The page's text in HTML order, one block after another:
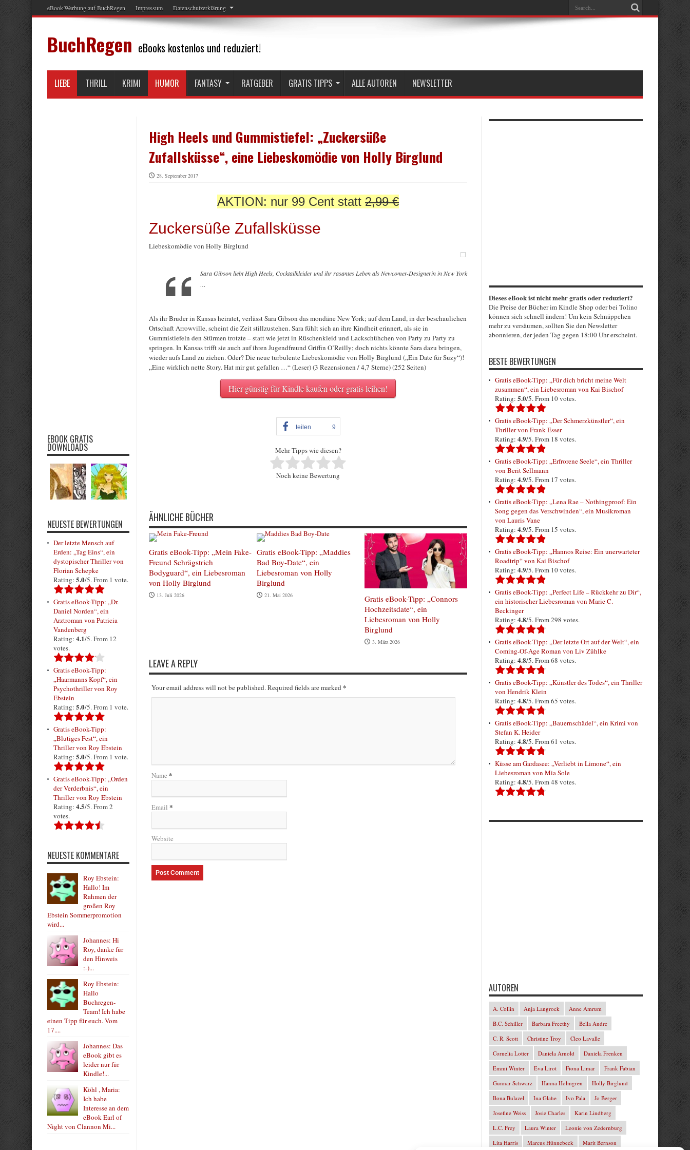
eBook-Werbung auf BuchRegen Impressum Datenschutzerklärung
BuchRegen eBooks kostenlos und reduziert!
LIEBE THRILL KRIMI HUMOR FANTASY RATGEBER GRATIS TIPPS ALLE AUTOREN NEWSLETTER
High Heels und Gummistiefel: „Zuckersüße
Zufallsküsse“, eine Liebeskomödie von Holly Birglund
28. September 2017
AKTION: nur 99 Cent statt 2,99 €
Zuckersüße Zufallsküsse
Liebeskomödie von Holly Birglund
Sara Gibson liebt High Heels, Cocktailkleider und ihr rasantes Leben als Newcomer-Designerin in New York
…
Als ihr Bruder in Kansas heiratet, verlässt Sara Gibson das mondäne New York; auf dem Land, in der beschaulichen
Ortschaft Arrowville, scheint die Zeit stillzustehen. Sara fühlt sich an ihre Kindheit erinnert, als sie in
Gummistiefeln den Stürmen trotzte – statt wie jetzt in Rüschenkleid und Lackschühchen von Party zu Party zu
springen. In Kansas trifft sie auch auf ihren Jugendfreund Griffin O’Reilly; doch nichts könnte Sara dazu bringen,
wieder aufs Land zu ziehen. Oder? Die neue turbulente Liebeskomödie von Holly Birglund („Ein Date für Suzy“)!
„Eine wirklich nette Story. Hat mir gut gefallen …“ (Leser) (3 Rezensionen / 4,7 Sterne) (252 Seiten)
Hier günstig für Kindle kaufen oder gratis leihen!
teilen 9
Mehr Tipps wie diesen?
Noch keine Bewertung
ÄHNLICHE BÜCHER
Gratis eBook-Tipp: „Mein Fake-
Freund Schrägstrich
Bodyguard“, ein Liebesroman
von Holly Birglund
13. Juli 2026
Gratis eBook-Tipp: „Maddies
Bad Boy-Date“, ein
Liebesroman von Holly
Birglund
21. Mai 2026
Gratis eBook-Tipp: „Connors
Hochzeitsdate“, ein
Liebesroman von Holly
Birglund
3. März 2026
LEAVE A REPLY
Your email address will not be published. Required fields are marked *
Name *
Email *
Website
EBOOK GRATIS
DOWNLOADS
NEUESTE BEWERTUNGEN
Der letzte Mensch auf
Erden: „Tag Eins“, ein
dystopischer Thriller von
Florian Schepke
Rating: 5.0/5. From 1 vote.
Gratis eBook-Tipp: „Dr.
Daniel Norden“, ein
Arztroman von Patricia
Vandenberg
Rating: 4.1/5. From 12
votes.
Gratis eBook-Tipp:
„Haarmanns Kopf“, ein
Psychothriller von Roy
Ebstein
Rating: 5.0/5. From 1 vote.
Gratis eBook-Tipp:
„Blutiges Fest“, ein
Thriller von Roy Ebstein
Rating: 5.0/5. From 1 vote.
Gratis eBook-Tipp: „Orden
der Verderbnis“, ein
Thriller von Roy Ebstein
Rating: 4.5/5. From 2
votes.
NEUESTE KOMMENTARE
Roy Ebstein:
Hallo! Im
Rahmen der
großen Roy
Ebstein Sommerpromotion
wird...
Johannes: Hi
Roy, danke für
den Hinweis
:-)...
Roy Ebstein:
Hallo
Buchregen-
Team! Ich habe
einen Tipp für euch. Vom
17....
Johannes: Das
eBook gibt es
leider nur für
Kindle!...
Köhl , Maria:
Ich habe
Interesse an dem
eBook Earl of
Night von Clannon Mi...
Dieses eBook ist nicht mehr gratis oder reduziert?
Die Preise der Bücher im Kindle Shop oder bei Tolino
können sich schnell ändern! Um kein Schnäppchen
mehr zu versäumen, sollten Sie den Newsletter
abonnieren, der jeden Tag gegen 18:00 Uhr erscheint.
BESTE BEWERTUNGEN
Gratis eBook-Tipp: „Für dich bricht meine Welt
zusammen“, ein Liebesroman von Kai Bischof
Rating: 5.0/5. From 10 votes.
Gratis eBook-Tipp: „Der Schmerzkünstler“, ein
Thriller von Frank Esser
Rating: 4.9/5. From 18 votes.
Gratis eBook-Tipp: „Erfrorene Seele“, ein Thriller
von Berit Sellmann
Rating: 4.9/5. From 17 votes.
Gratis eBook-Tipp: „Lena Rae – Nothingproof: Ein
Song gegen das Verschwinden“, ein Musikroman
von Lauris Vane
Rating: 4.9/5. From 15 votes.
Gratis eBook-Tipp: „Hannos Reise: Ein unerwarteter
Roadtrip“ von Kai Bischof
Rating: 4.9/5. From 10 votes.
Gratis eBook-Tipp: „Perfect Life – Rückkehr zu Dir“,
ein historischer Liebesroman von Marie C.
Beckinger
Rating: 4.8/5. From 298 votes.
Gratis eBook-Tipp: „Der letzte Ort auf der Welt“, ein
Coming-Of-Age Roman von Liv Zühlke
Rating: 4.8/5. From 68 votes.
Gratis eBook-Tipp: „Künstler des Todes“, ein Thriller
von Hendrik Klein
Rating: 4.8/5. From 65 votes.
Gratis eBook-Tipp: „Bauernschädel“, ein Krimi von
Stefan K. Heider
Rating: 4.8/5. From 61 votes.
Küsse am Gardasee: „Verliebt in Limone“, ein
Liebesroman von Mia Sole
Rating: 4.8/5. From 48 votes.
AUTOREN
A. Collin Anja Langrock
Anne Amrum
B.C. Schiller
Barbara Freethy
Bella Andre
C. R. Scott
Christine Troy
Cleo Lavalle
Cornelia Lotter
Daniela Arnold
Daniela Frenken
Emmi Winter
Eva Lirot Fiona Limar
Frank Fabian
Gunnar Schwarz
Hanna Holmgren
Holly Birglund
Ilona Bulazel
Ina Glahe Ivo Pala
Jo Berger
Josefine Weiss
Josie Charles
Karin Lindberg
L.C. Frey
Laura Winter
Leonie von Zedernburg
Lita Harris
Marcus Hünnebeck Marit Bernson